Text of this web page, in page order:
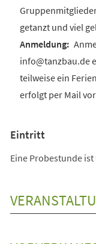
getanzt und viel
info@tanzbau.de
teilweise ein
erfolgt per Mail
Eintritt
Eine Probestunde